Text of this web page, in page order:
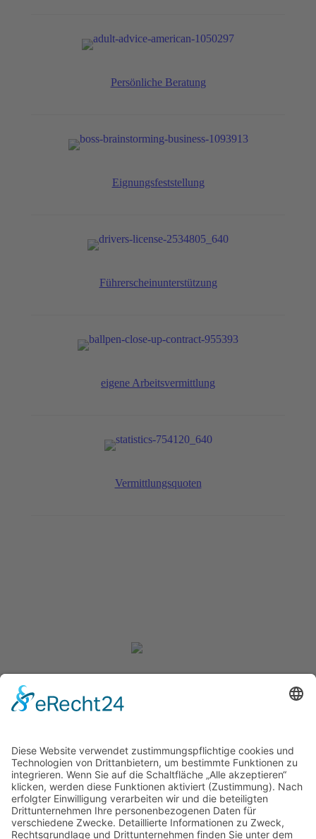
Persönliche Beratung
Eignungsfeststellung
Führerscheinunterstützung
eigene Arbeitsvermittlung
Vermittlungsquoten